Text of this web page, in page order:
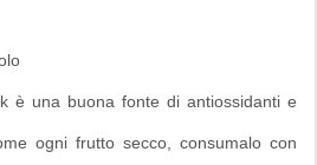
è una buona fonte di antiossidanti e
ogni frutto secco, consumalo con